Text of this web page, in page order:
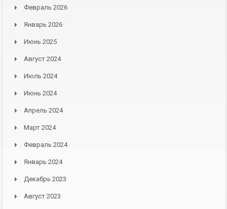
Февраль 2026
Январь 2026
Июнь 2025
Август 2024
Июль 2024
Июнь 2024
Апрель 2024
Март 2024
Февраль 2024
Январь 2024
Декабрь 2023
Август 2023